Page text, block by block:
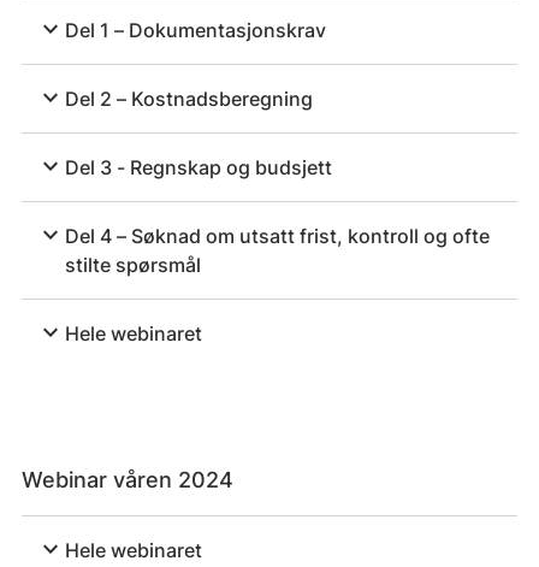
expand_more Del 1 – Dokumentasjonskrav
expand_more Del 2 – Kostnadsberegning
expand_more Del 3 - Regnskap og budsjett
expand_more Del 4 – Søknad om utsatt frist, kontroll og ofte
stilte spørsmål
expand_more Hele webinaret
Webinar våren 2024
expand_more Hele webinaret